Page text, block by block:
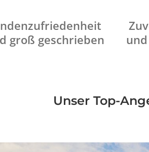
groß geschrieben
Unser Top-